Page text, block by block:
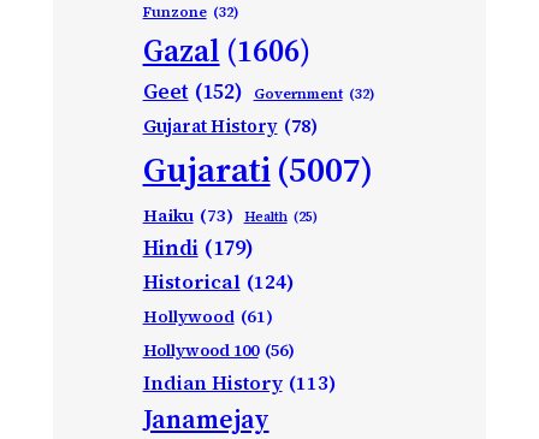
Funzone (32)
Gazal (1606)
Geet (152) Government (32)
Gujarat History (78)
Gujarati(5007)
Haiku (73) Health (25)
Hindi (179)
Historical (124)
Hollywood (61)
Hollywood 100 (56)
Indian History (113)
Janamejay